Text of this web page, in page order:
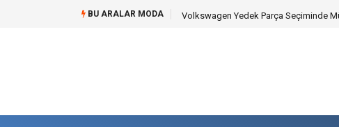
BU ARALAR MODA Düğün Fotoğrafçısı Seçimiyle